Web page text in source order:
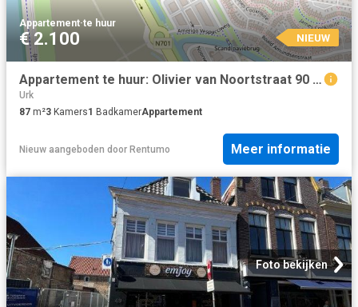
Appartement·te huur
€ 2.100 NIEUW
Appartement te huur: Olivier van Noortstraat 90 1363 LS Almere
Urk
87 m²3 Kamers1 BadkamerAppartement
Nieuw aangeboden door Rentumo Meer informatie
Foto bekijken